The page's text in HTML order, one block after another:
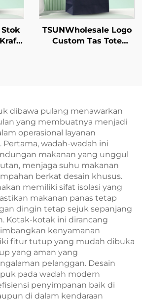
Stok
TSUNWholesale Logo
Custom Tas Tote
dibawa pulang menawarkan
yang membuatnya menjadi
operasional layanan
wadah-wadah ini
makanan yang unggul
menjaga suhu makanan
berkat desain khusus.
memiliki sifat isolasi yang
makanan panas tetap
dingin tetap sejuk sepanjang
Kotak-kotak ini dirancang
kenyamanan
fitur tutup yang mudah dibuka
yang aman yang
pelanggan. Desain
pada wadah modern
penyimpanan baik di
di dalam kendaraan